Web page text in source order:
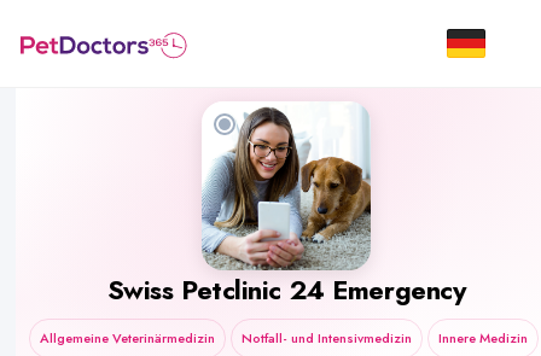
Swiss Petclinic 24 Emergency
Allgemeine Veterinärmedizin Notfall- und Intensivmedizin Innere Medizin